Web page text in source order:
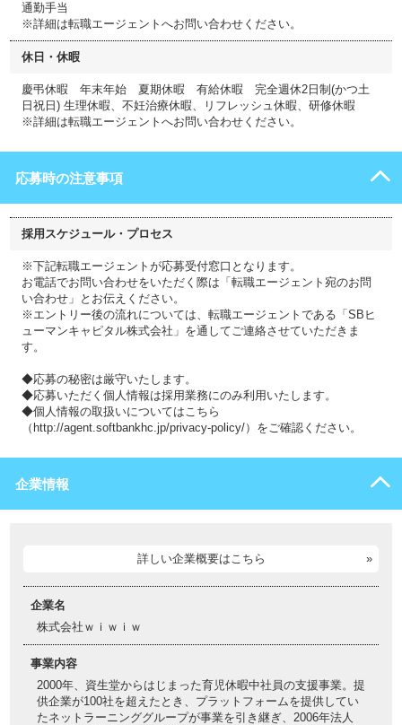
通勤手当
※詳細は転職エージェントへお問い合わせください。
休日・休暇
慶弔休暇 年末年始 夏期休暇 有給休暇 完全週休2日制(かつ土
日祝日) 生理休暇、不妊治療休暇、リフレッシュ休暇、研修休暇
※詳細は転職エージェントへお問い合わせください。
応募時の注意事項
採用スケジュール・プロセス
※下記転職エージェントが応募受付窓口となります。
お電話でお問い合わせをいただく際は「転職エージェント宛のお問
い合わせ」とお伝えください。
※エントリー後の流れについては、転職エージェントである「SBヒ
ューマンキャピタル株式会社」を通してご連絡させていただきま
す。
◆応募の秘密は厳守いたします。
◆応募いただく個人情報は採用業務にのみ利用いたします。
◆個人情報の取扱いについてはこちら
（http://agent.softbankhc.jp/privacy-policy/）をご確認ください。
企業情報
詳しい企業概要はこちら
企業名
株式会社ｗｉｗｉｗ
事業内容
2000年、資生堂からはじまった育児休暇中社員の支援事業。提
供企業が100社を超えたとき、プラットフォームを提供してい
たネットラーニンググループが事業を引き継ぎ、2006年法人